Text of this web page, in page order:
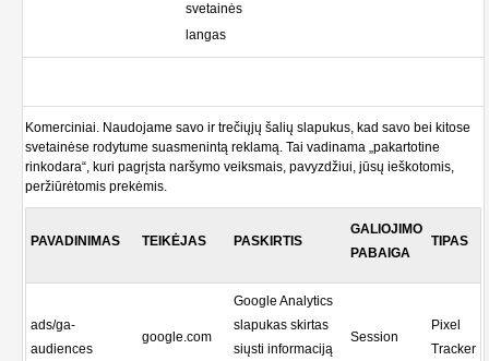
svetainės
langas
Komerciniai. Naudojame savo ir trečiųjų šalių slapukus, kad savo bei kitose
svetainėse rodytume suasmenintą reklamą. Tai vadinama „pakartotine
rinkodara“, kuri pagrįsta naršymo veiksmais, pavyzdžiui, jūsų ieškotomis,
peržiūrėtomis prekėmis.
PAVADINIMAS TEIKĖJAS PASKIRTIS
GALIOJIMO
PABAIGA
TIPAS
ads/ga-
audiences
google.com
Google Analytics
slapukas skirtas
siųsti informaciją
Session
Pixel
Tracker